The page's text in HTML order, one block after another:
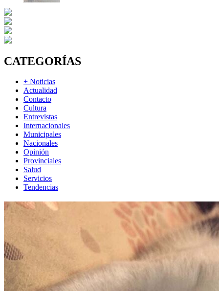
CATEGORÍAS
+ Noticias
Actualidad
Contacto
Cultura
Entrevistas
Internacionales
Municipales
Nacionales
Opinión
Provinciales
Salud
Servicios
Tendencias